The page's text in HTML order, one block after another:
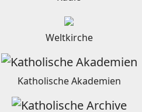
Weltkirche
Katholische Akademien